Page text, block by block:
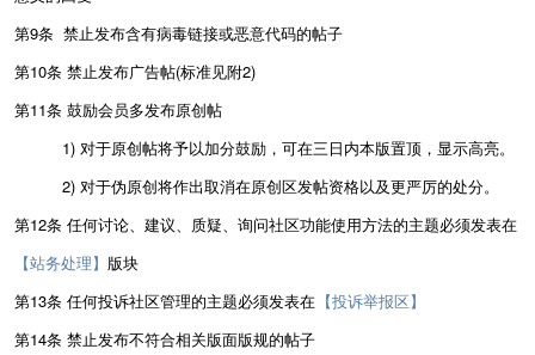
第9条 禁止发布含有病毒链接或恶意代码的帖子
第10条 禁止发布广告帖(标准见附2)
第11条 鼓励会员多发布原创帖
1) 对于原创帖将予以加分鼓励，可在三日内本版置顶，显示高亮。
2) 对于伪原创将作出取消在原创区发帖资格以及更严厉的处分。
第12条 任何讨论、建议、质疑、询问社区功能使用方法的主题必须发表在
【站务处理】 版块
第13条 任何投诉社区管理的主题必须发表在 【投诉举报区】
第14条 禁止发布不符合相关版面版规的帖子